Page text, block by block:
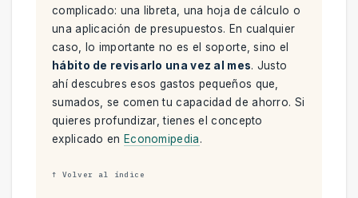
complicado: una libreta, una hoja de cálculo o
una aplicación de presupuestos. En cualquier
caso, lo importante no es el soporte, sino el
hábito de revisarlo una vez al mes. Justo
ahí descubres esos gastos pequeños que,
sumados, se comen tu capacidad de ahorro. Si
quieres profundizar, tienes el concepto
explicado en Economipedia.
↑ Volver al índice